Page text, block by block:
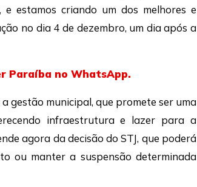
estamos criando um dos melhores e
no dia 4 de dezembro, um dia após a
Paraíba no WhatsApp.
gestão municipal, que promete ser uma
infraestrutura e lazer para a
agora da decisão do STJ, que poderá
ou manter a suspensão determinada